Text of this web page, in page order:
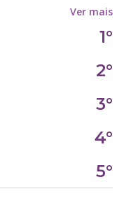
Ver mais
1°
2°
3°
4°
5°